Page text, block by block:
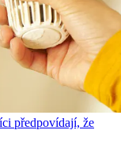
předpovídají, že